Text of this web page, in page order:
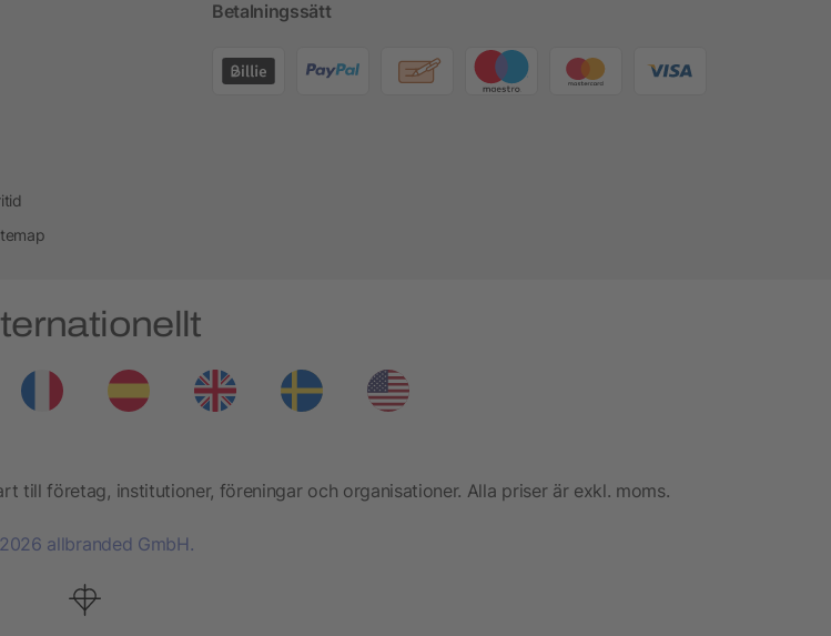
Betalningssätt
till företag, institutioner, föreningar och organisationer. Alla priser är exkl. moms.
allbranded GmbH.